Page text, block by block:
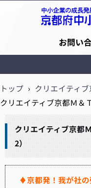
京都府中小企業技術セン
お問い
トップ › クリエイティ
クリエイティブ京都Ｍ＆
クリエイティブ京
2）
♦京都発！我が社の